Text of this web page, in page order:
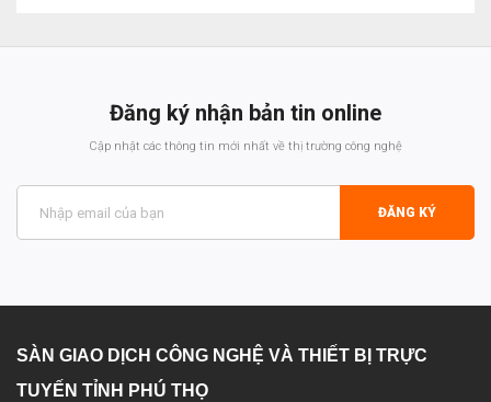
Đăng ký nhận bản tin online
Cập nhật các thông tin mới nhất về thị trường công nghệ
ĐĂNG KÝ
SÀN GIAO DỊCH CÔNG NGHỆ VÀ THIẾT BỊ TRỰC
TUYẾN TỈNH PHÚ THỌ